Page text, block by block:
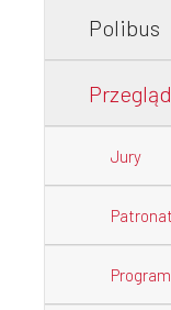
Polibus
Jury
Program